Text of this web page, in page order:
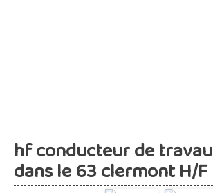
hf conducteur de
dans le 63 clermont H/F